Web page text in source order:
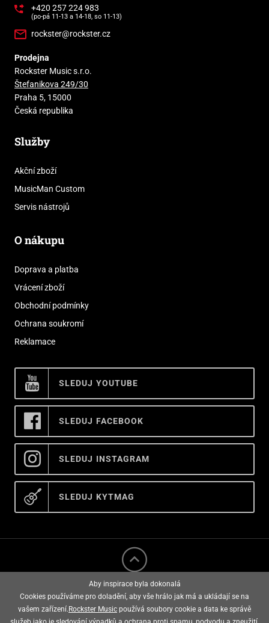
+420 257 224 983
(po-pá 11-13 a 14-18, so 11-13)
rockster@rockster.cz
Prodejna
Rockster Music s.r.o.
Štefanikova 249/30
Praha 5, 15000
Česká republika
Služby
Akční zboží
MusicMan Custom
Servis nástrojů
O nákupu
Doprava a platba
Vrácení zboží
Obchodní podmínky
Ochrana soukromí
Reklamace
SLEDUJ YOUTUBE
SLEDUJ FACEBOOK
SLEDUJ INSTAGRAM
SLEDUJ KYTMAG
Aby inspirace byla dokonalá
Cookies používáme pro doladění, aby vše hrálo jak má a ukládají se na
vašem zařízení. Rockster Music používá soubory cookie a data ke správě